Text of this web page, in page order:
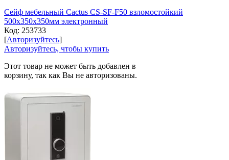
Сейф мебельный Cactus CS-SF-F50 взломостойкий
500x350x350мм электронный
Код: 253733
[Авторизуйтесь]
Авторизуйтесь, чтобы купить
Этот товар не может быть добавлен в
корзину, так как Вы не авторизованы.